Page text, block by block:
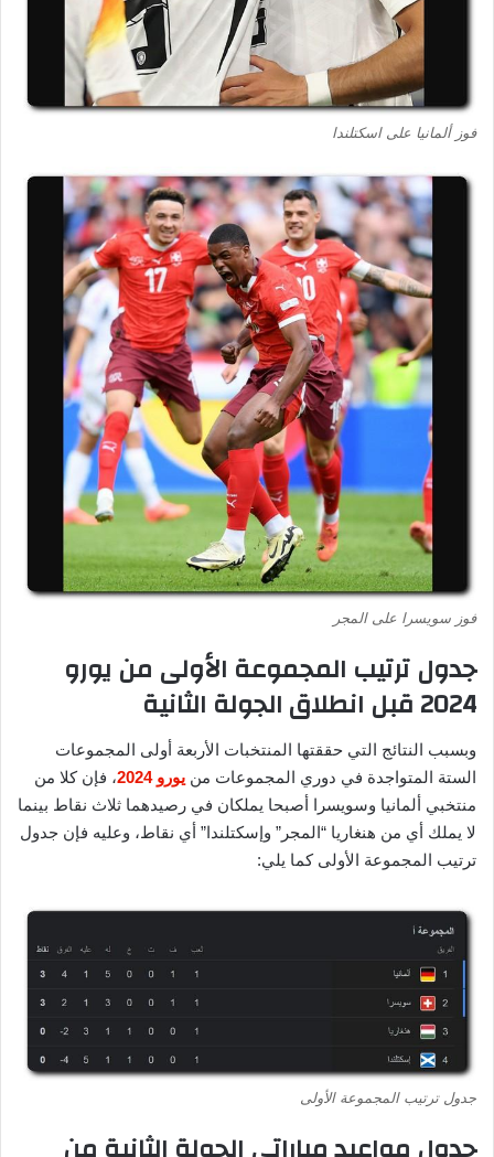
فوز ألمانيا على اسكتلندا
فوز سويسرا على المجر
جدول ترتيب المجموعة الأولى من يورو
2024 قبل انطلاق الجولة الثانية
وبسبب النتائج التي حققتها المنتخبات الأربعة أولى المجموعات
الستة المتواجدة في دوري المجموعات من يورو 2024
، فإن كلا من
منتخبي ألمانيا وسويسرا أصبحا يملكان في رصيدهما ثلاث نقاط بينما
لا يملك أي من هنغاريا “المجر” وإسكتلندا” أي نقاط، وعليه فإن جدول
ترتيب المجموعة الأولى كما يلي:
جدول ترتيب المجموعة الأولى